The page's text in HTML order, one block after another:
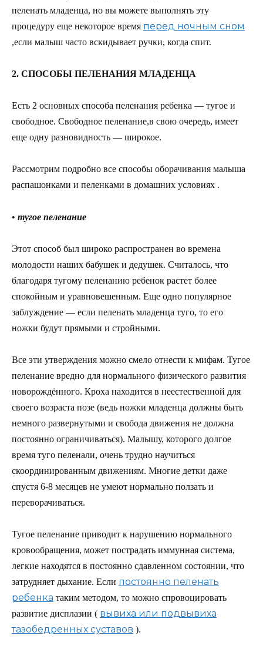
пеленать младенца, но вы можете выполнять эту
процедуру еще некоторое время перед ночным сном
,если малыш часто вскидывает ручки, когда спит.
2. СПОСОБЫ ПЕЛЕНАНИЯ МЛАДЕНЦА
Есть 2 основных способа пеленания ребенка — тугое и
свободное. Свободное пеленание,в свою очередь, имеет
еще одну разновидность — широкое.
Рассмотрим подробно все способы оборачивания малыша
распашонками и пеленками в домашних условиях .
• тугое пеленание
Этот способ был широко распространен во времена
молодости наших бабушек и дедушек. Считалось, что
благодаря тугому пеленанию ребенок растет более
спокойным и уравновешенным. Еще одно популярное
заблуждение — если пеленать младенца туго, то его
ножки будут прямыми и стройными.
Все эти утверждения можно смело отнести к мифам. Тугое
пеленание вредно для нормального физического развития
новорождённого. Кроха находится в неестественной для
своего возраста позе (ведь ножки младенца должны быть
немного развернутыми и свобода движения не должна
постоянно ограничиваться). Малышу, которого долгое
время туго пеленали, очень трудно научиться
скоординированным движениям. Многие детки даже
спустя 6-8 месяцев не умеют нормально ползать и
переворачиваться.
Тугое пеленание приводит к нарушению нормального
кровообращения, может пострадать иммунная система,
легкие находятся в постоянно сдавленном состоянии, что
затрудняет дыхание. Если постоянно пеленать
ребенка таким методом, то можно спровоцировать
развитие дисплазии ( вывиха или подвывиха
тазобедренных суставов ).